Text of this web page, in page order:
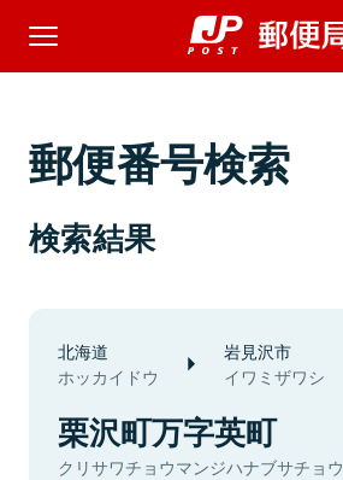
郵便番号検索
検索結果
北海道
ホッカイドウ
岩見沢市
イワミザワシ
栗沢町万字英町
クリサワチョウマンジハナブサチョウ